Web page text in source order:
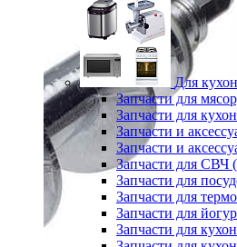
Для
Запчасти для
Запчасти для
Запчасти и
Запчасти и
Запчасти для СВЧ
Запчасти для
Запчасти для
Запчасти для
Запчасти для